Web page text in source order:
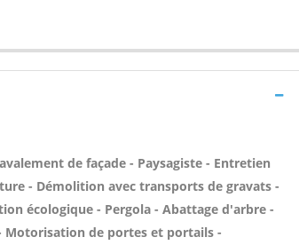
de façade - Paysagiste - Entretien
- Démolition avec transports de gravats -
écologique - Pergola - Abattage d'arbre -
Motorisation de portes et portails -